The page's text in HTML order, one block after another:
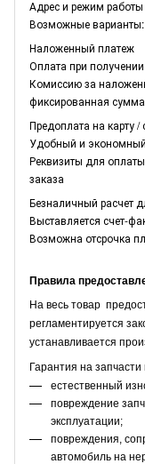
Адрес и режим
Возможные варианты:
Наложенный платеж
Оплата при
Комиссию за
фиксированная
Предоплата на карту /
Удобный и
Реквизиты для
заказа
Безналичный расчет
Выставляется счет-
Возможна отсрочка
Правила
На весь товар
регламентируется
устанавливается
Гарантия на
естественный
повреждение
эксплуатации;
повреждения,
автомобиль на